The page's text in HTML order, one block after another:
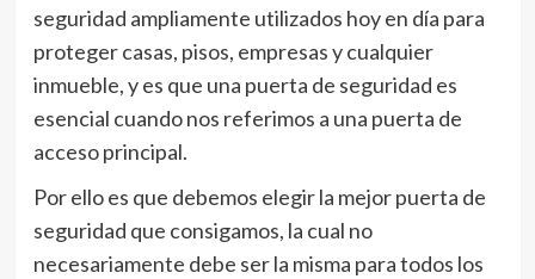
seguridad ampliamente utilizados hoy en día para
proteger casas, pisos, empresas y cualquier
inmueble, y es que una puerta de seguridad es
esencial cuando nos referimos a una puerta de
acceso principal.
Por ello es que debemos elegir la mejor puerta de
seguridad que consigamos, la cual no
necesariamente debe ser la misma para todos los